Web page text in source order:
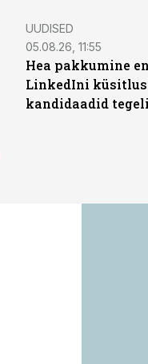
UUDISED
05.08.26, 11:55
Hea pakkumine
LinkedIni
kandidaadid